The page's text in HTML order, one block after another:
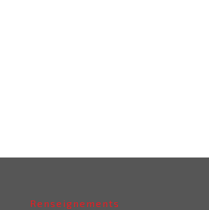
Renseignements